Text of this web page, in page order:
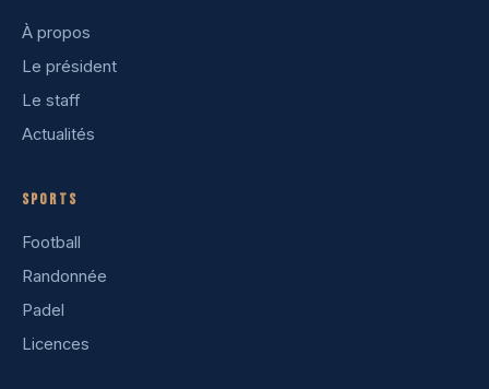
À propos
Le président
Le staff
Actualités
Sports
Football
Randonnée
Padel
Licences